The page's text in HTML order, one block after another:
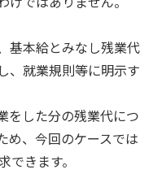
基本給とみなし残業代
、就業規則等に明示す
をした分の残業代につ
め、今回のケースでは
きます。